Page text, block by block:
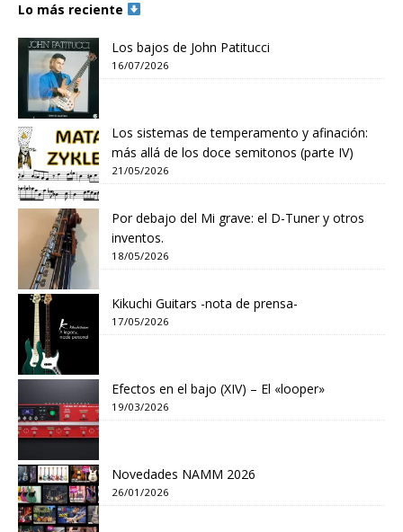
Lo más reciente
Los bajos de John Patitucci
16/07/2026
Los sistemas de temperamento y afinación:
más allá de los doce semitonos (parte IV)
21/05/2026
Por debajo del Mi grave: el D-Tuner y otros
inventos.
18/05/2026
Kikuchi Guitars -nota de prensa-
17/05/2026
Efectos en el bajo (XIV) – El «looper»
19/03/2026
Novedades NAMM 2026
26/01/2026